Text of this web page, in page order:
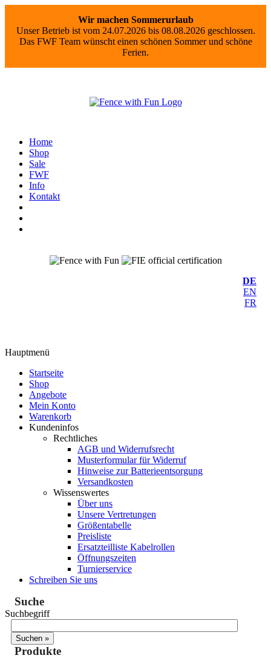
Wir machen Sommerurlaub
Unser Betrieb ist vom 24.07.2026 bis 08.08.2026 geschlossen.
Das FWF Team wünscht einen schönen Sommer und schöne
Ferien.
Home
Shop
Sale
FWF
Info
Kontakt
DE
EN
FR
Hauptmenü
Startseite
Shop
Angebote
Mein Konto
Warenkorb
Kundeninfos
Rechtliches
AGB und Widerrufsrecht
Musterformular für Widerruf
Hinweise zur Batterieentsorgung
Versandkosten
Wissenswertes
Über uns
Unsere Vertretungen
Größentabelle
Preisliste
Ersatzteilliste Kabelrollen
Öffnungszeiten
Turnierservice
Schreiben Sie uns
Suche
Suchbegriff
Produkte